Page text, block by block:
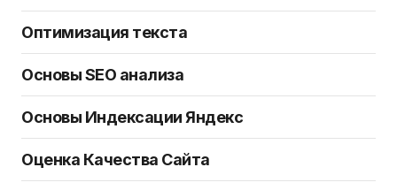
Оптимизация текста
Основы SEO анализа
Основы Индексации Яндекс
Оценка Качества Сайта